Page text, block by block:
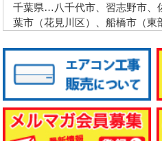
千葉県…八千代市、習志野市、
葉市（花見川区）、船橋市（東